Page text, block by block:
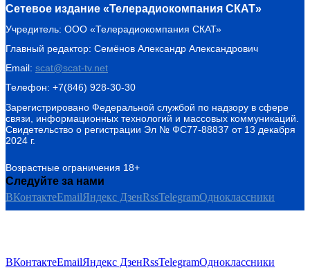
Сетевое издание «Телерадиокомпания СКАТ»
Учредитель: ООО «Телерадиокомпания СКАТ»
Главный редактор: Семёнов Александр Александрович
Email: scat@scat-tv.net
Телефон: +7(846) 928-30-30
Зарегистрировано Федеральной службой по надзору в сфере
связи, информационных технологий и массовых коммуникаций.
Свидетельство о регистрации Эл № ФС77-88837 от 13 декабря
2024 г.
Возрастные ограничения 18+
Следуйте за нами
ВКонтактеEmailЯндекс ДзенRssTelegramОдноклассники
ВКонтактеEmailЯндекс ДзенRssTelegramОдноклассники